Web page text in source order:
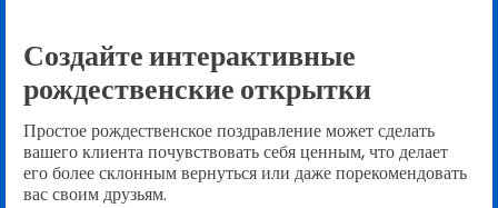
Создайте интерактивные
рождественские открытки
Простое рождественское поздравление может сделать
вашего клиента почувствовать себя ценным, что делает
его более склонным вернуться или даже порекомендовать
вас своим друзьям.